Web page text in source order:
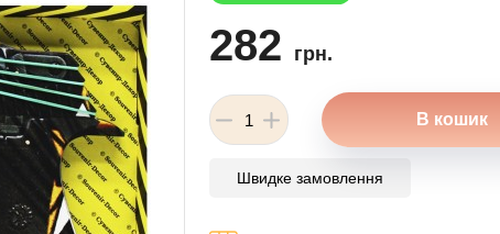
282 грн.
Швидке замовлення